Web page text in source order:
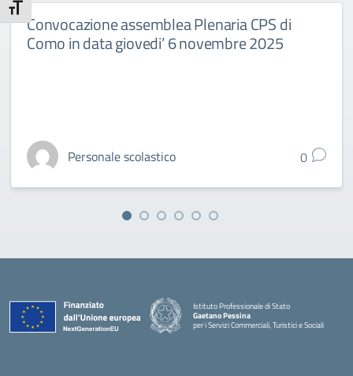
Attiva/disattiva dimensione testo
Convocazione assemblea Plenaria CPS di
Como in data giovedi’ 6 novembre 2025
Personale scolastico 0
Istituto Professionale di Stato
Gaetano Pessina
per i Servizi Commerciali, Turistici e Sociali
— Visita la pagina iniziale della scuola